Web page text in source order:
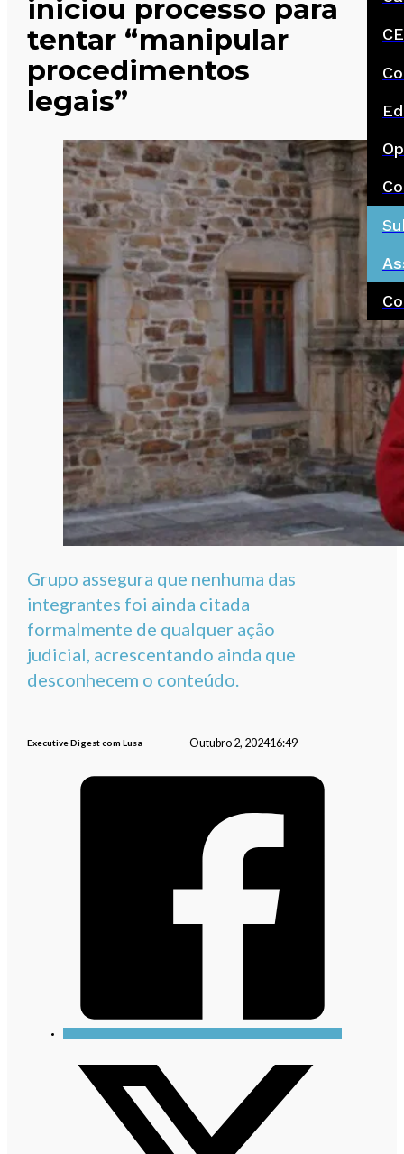
iniciou processo para
tentar “manipular
procedimentos
legais”
Grupo assegura que nenhuma das
integrantes foi ainda citada
formalmente de qualquer ação
judicial, acrescentando ainda que
desconhecem o conteúdo.
Executive Digest com Lusa Outubro 2, 202416:49